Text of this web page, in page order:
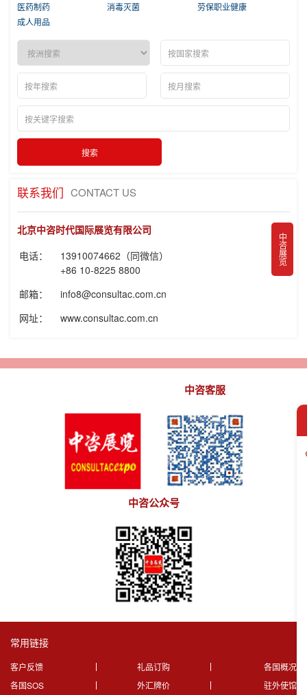
医药制药
消毒灭菌
劳保职业健康
成人用品
联系我们 CONTACT US
北京中咨时代国际展览有限公司
电话：
13910074662（同微信）
+86 10-8225 8800
邮箱：
info8@consultac.com.cn
网址：
www.consultac.com.cn
中咨展览
中咨客服
中咨公众号
常用链接
客户反馈 礼品订购
各国概况
各国SOS
外汇牌价 驻外使馆